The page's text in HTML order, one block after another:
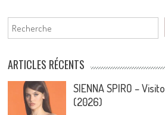
Rechercher
ARTICLES RÉCENTS
SIENNA SPIRO –
(2026)